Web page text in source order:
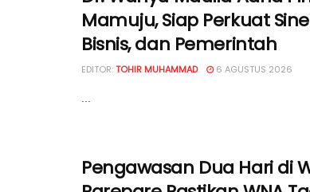
Mamuju, Siap Perkuat
Bisnis, dan Pemerintah
EDITOR:TOHIR MUHAMMAD 6 AGUSTUS 2026
Pengawasan Dua Hari di